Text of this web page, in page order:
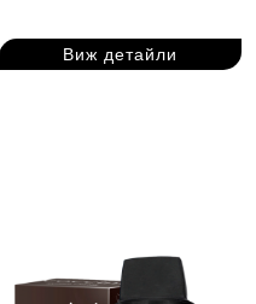
Виж детайли